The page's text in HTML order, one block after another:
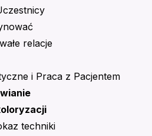
relacje
i Praca z Pacjentem
techniki